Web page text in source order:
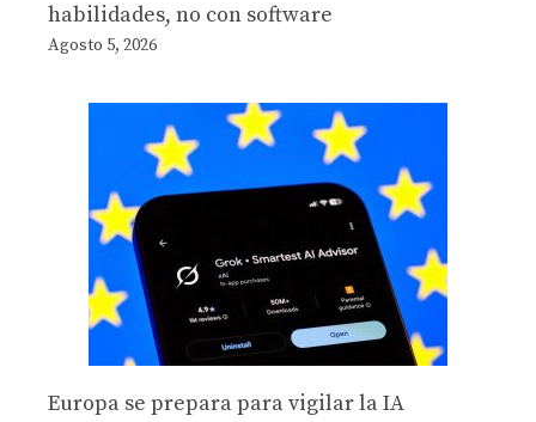
habilidades, no con software
Agosto 5, 2026
Europa se prepara para vigilar la IA